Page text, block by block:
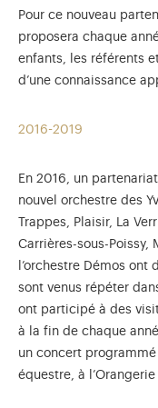
Pour ce nouveau
proposera chaque
enfants, les référents
d’une connaissance
2016-2019
En 2016, un
nouvel orchestre des
Trappes, Plaisir, La
Carrières-sous-Poissy,
l’orchestre Démos
sont venus répéter
ont participé à des
à la fin de chaque
un concert
équestre, à